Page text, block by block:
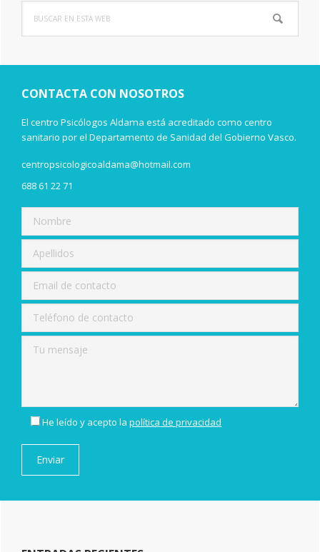
Barra
lateral
principal
esta
CONTACTA CON NOSOTROS
El centro Psicólogos Aldama está acreditado como centro
sanitario por el Departamento de Sanidad del Gobierno Vasco.
centropsicologicoaldama@hotmail.com
688 61 22 71
He leído y acepto lapolítica de privacidad